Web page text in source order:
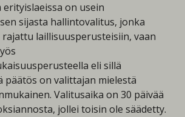
on usein
sijasta hallintovalitus, jonka
laillisuusperusteisiin, vaan
eli sillä
päätös on valittajan mielestä
Valitusaika on 30 päivää
jollei toisin ole säädetty.